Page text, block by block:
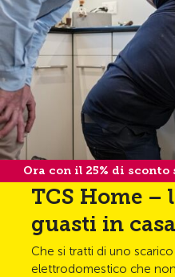
TCS Home –
guasti in casa
Che si tratti di uno
elettrodomestico che
Ora con il 25% di sconto